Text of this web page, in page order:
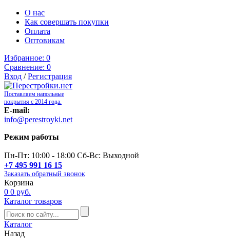
О нас
Как совершать покупки
Оплата
Оптовикам
Избранное: 0
Сравнение: 0
Вход /Регистрация
Поставляем напольные
покрытия с 2014 года.
E-mail:
info@perestroyki.net
Режим работы
Пн-Пт: 10:00 - 18:00 Сб-Вс: Выходной
+7 495 991 16 15
Заказать обратный звонок
Корзина
0 0 руб.
Каталог товаров
Каталог
Назад